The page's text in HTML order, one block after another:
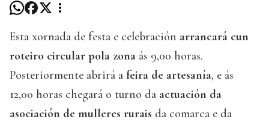
Esta xornada de festa e celebración arrancará cun
roteiro circular pola zona ás 9,00 horas.
Posteriormente abrirá a feira de artesanía, e ás
12,00 horas chegará o turno da actuación da
asociación de mulleres rurais da comarca e da